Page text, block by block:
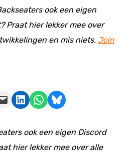
ook een eigen
Praat hier lekker mee over
en mis niets. Join
mailen Delen op LinkedIn Delen via WhatsApp Share on Bluesky
ook een eigen Discord
hier lekker mee over alle